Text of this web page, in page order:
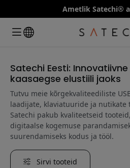
Ametlik Satechi®
Satechi Eesti:
kaasaegse elustiili jaoks
Tutvu meie kõrgekvaliteediliste
laadijate, klaviatuuride ja nutikate
Satechi pakub kvaliteetseid
digitaalse kogemuse
suurendamiseks kodus ja tööl.
Sirvi tooteid